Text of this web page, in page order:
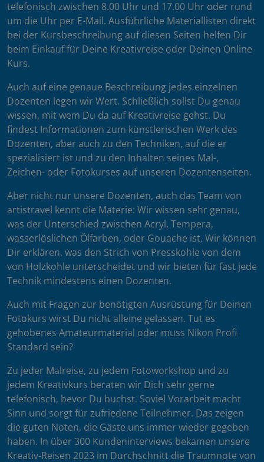
telefonisch zwischen 8.00 Uhr und 17.00 Uhr oder rund
um die Uhr per E-Mail. Ausführliche Materiallisten direkt
bei der Kursbeschreibung auf diesen Seiten helfen Dir
beim Einkauf für Deine Kreativreise oder Deinen Online
Kurs.
Auch auf eine genaue Beschreibung jedes einzelnen
Dozenten legen wir Wert. Schließlich sollst Du genau
wissen, mit wem Du da auf Kreativreise gehst. Du
findest Informationen zum künstlerischen Werk des
Dozenten, aber auch zu den Techniken, auf die er
spezialisiert ist und zu den Inhalten seines Mal-,
Zeichen- oder Fotokurses auf unseren Dozentenseiten.
Aber nicht nur unsere Dozenten, auch das Team von
artistravel kennt die Materie: Wir wissen sehr genau,
was der Unterschied zwischen Acryl, Tempera,
wasserlöslichen Ölfarben, oder Gouache ist. Wir können
Dir erklären, was den Strich von Presskohle von dem
von Holzkohle unterscheidet und wir bieten für fast jede
Technik mindestens einen Dozenten.
Auch mit Fragen zur benötigten Ausrüstung für Deinen
Fotokurs wirst Du nicht alleine gelassen. Tut es
gehobenes Amateurmaterial oder muss Nikon Profi
Standard sein?
Zu jeder Malreise, zu jedem Fotoworkshop und zu
jedem Kreativkurs beraten wir Dich sehr gerne
telefonisch, bevor Du buchst. Soviel Vorarbeit macht
Sinn und sorgt für zufriedene Teilnehmer. Das zeigen
die guten Noten, die Gäste uns immer wieder gegeben
haben. In über 300 Kundeninterviews bekamen unsere
Kreativ-Reisen 2023 im Durchschnitt die Traumnote von